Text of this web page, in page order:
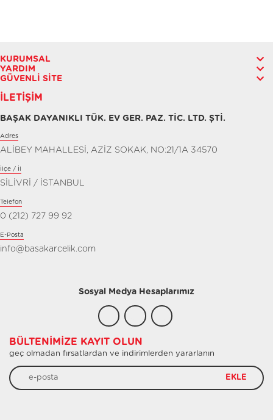
KURUMSAL
YARDIM
GÜVENLI SITE
İLETIŞIM
BAŞAK DAYANIKLI TÜK. EV GER. PAZ. TİC. LTD. ŞTİ.
Adres
ALİBEY MAHALLESİ, AZİZ SOKAK, NO:21/1A 34570
İlçe / İl
SİLİVRİ / İSTANBUL
Telefon
0 (212) 727 99 92
E-Posta
info@basakarcelik.com
Sosyal Medya Hesaplarımız
BÜLTENIMIZE KAYIT OLUN
geç olmadan fırsatlardan ve indirimlerden yararlanın
EKLE